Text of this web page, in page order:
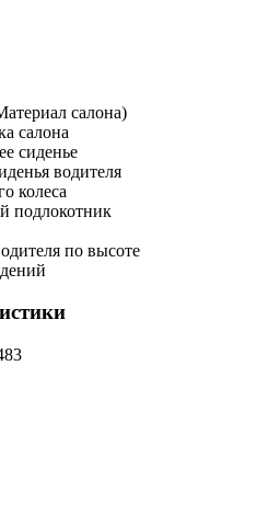
салона)
салона
сиденье
водителя
колеса
подлокотник
по высоте